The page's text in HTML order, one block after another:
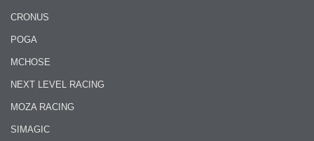
CRONUS
POGA
MCHOSE
NEXT LEVEL RACING
MOZA RACING
SIMAGIC